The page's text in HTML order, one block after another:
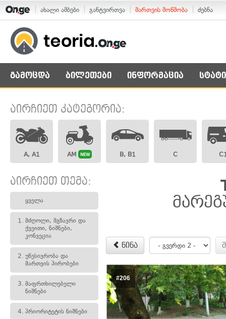
ახალი ამბები განტვირთვა მართვის მოწმობა ძებნა
გამოცდა ბილეთები ინფორმაცია
აირჩიეთ კატეგორია:
A, A1 AM NEW B, B1 C
აირჩიეთ თემა:
ყველა
1. მძღოლი, მგზავრი და
ქვეითი, ნიშნები,
კონვეცია
2. უწესივრობა და
მართვის პირობები
3. მაფრთხილებელი
ნიშნები
4. პრიორიტეტის ნიშნები
წინა
#206